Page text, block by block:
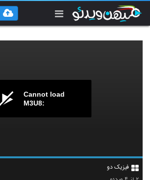
Cannot load
M3U8:
فیزیک دو